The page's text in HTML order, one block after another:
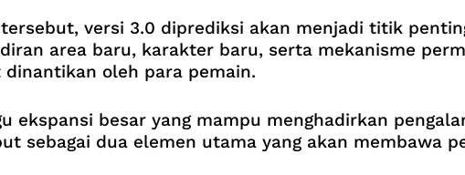
versi 3.0 diprediksi akan menjadi titik
area baru, karakter baru, serta mekanisme
oleh para pemain.
ekspansi besar yang mampu menghadirkan
sebagai dua elemen utama yang akan membawa